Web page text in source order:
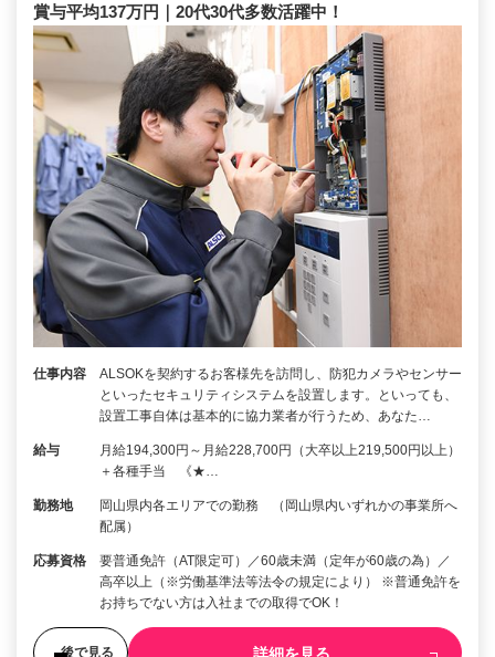
賞与平均137万円｜20代30代多数活躍中！
仕事内容
ALSOKを契約するお客様先を訪問し、防犯カメラやセンサー
といったセキュリティシステムを設置します。といっても、
設置工事自体は基本的に協力業者が行うため、あなた…
給与
月給194,300円～月給228,700円（大卒以上219,500円以上）
＋各種手当 《★…
勤務地
岡山県内各エリアでの勤務 （岡山県内いずれかの事業所へ
配属）
応募資格
要普通免許（AT限定可）／60歳未満（定年が60歳の為）／
高卒以上（※労働基準法等法令の規定により） ※普通免許を
お持ちでない方は入社までの取得でOK！
後で見る 詳細を見る